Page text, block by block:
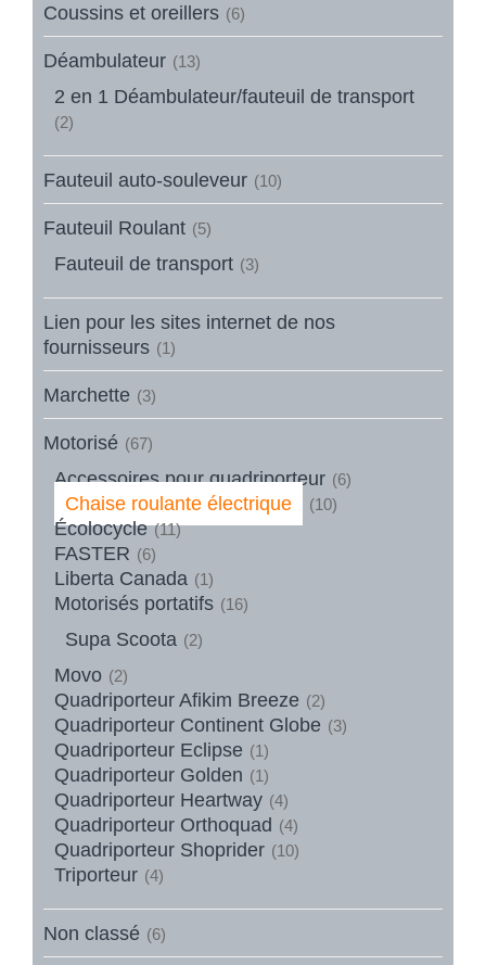
Coussins et oreillers (6)
Déambulateur (13)
2 en 1 Déambulateur/fauteuil de transport
(2)
Fauteuil auto-souleveur (10)
Fauteuil Roulant (5)
Fauteuil de transport (3)
Lien pour les sites internet de nos
fournisseurs (1)
Marchette (3)
Motorisé (67)
Accessoires pour quadriporteur (6)
Chaise roulante électrique (10)
Écolocycle (11)
FASTER (6)
Liberta Canada (1)
Motorisés portatifs (16)
Supa Scoota (2)
Movo (2)
Quadriporteur Afikim Breeze (2)
Quadriporteur Continent Globe (3)
Quadriporteur Eclipse (1)
Quadriporteur Golden (1)
Quadriporteur Heartway (4)
Quadriporteur Orthoquad (4)
Quadriporteur Shoprider (10)
Triporteur (4)
Non classé (6)